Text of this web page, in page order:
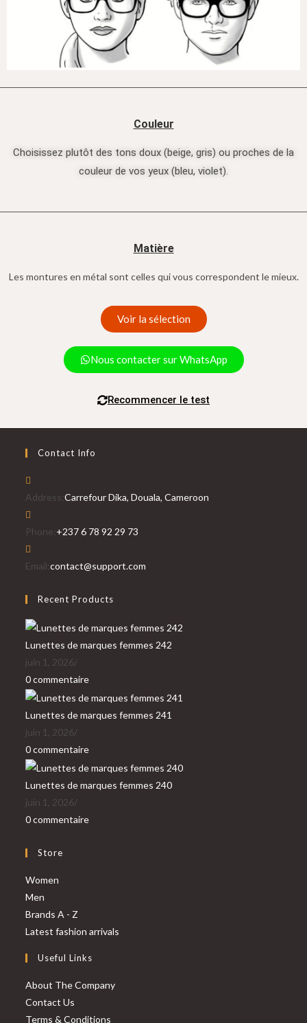
Couleur
Choisissez plutôt des tons doux (beige, gris) ou proches de la
couleur de vos yeux (bleu, violet).
Matière
Les montures en métal sont celles qui vous correspondent le mieux.
Voir la sélection
Nous contacter sur WhatsApp
Recommencer le test
Contact Info
Address:Carrefour Dika, Douala, Cameroon
Phone:+237 6 78 92 29 73
Email:contact@support.com
Recent Products
Lunettes de marques femmes 242
juin 1, 2026/
0 commentaire
Lunettes de marques femmes 241
juin 1, 2026/
0 commentaire
Lunettes de marques femmes 240
juin 1, 2026/
0 commentaire
Store
Women
Men
Brands A - Z
Latest fashion arrivals
Useful Links
About The Company
Contact Us
Terms & Conditions